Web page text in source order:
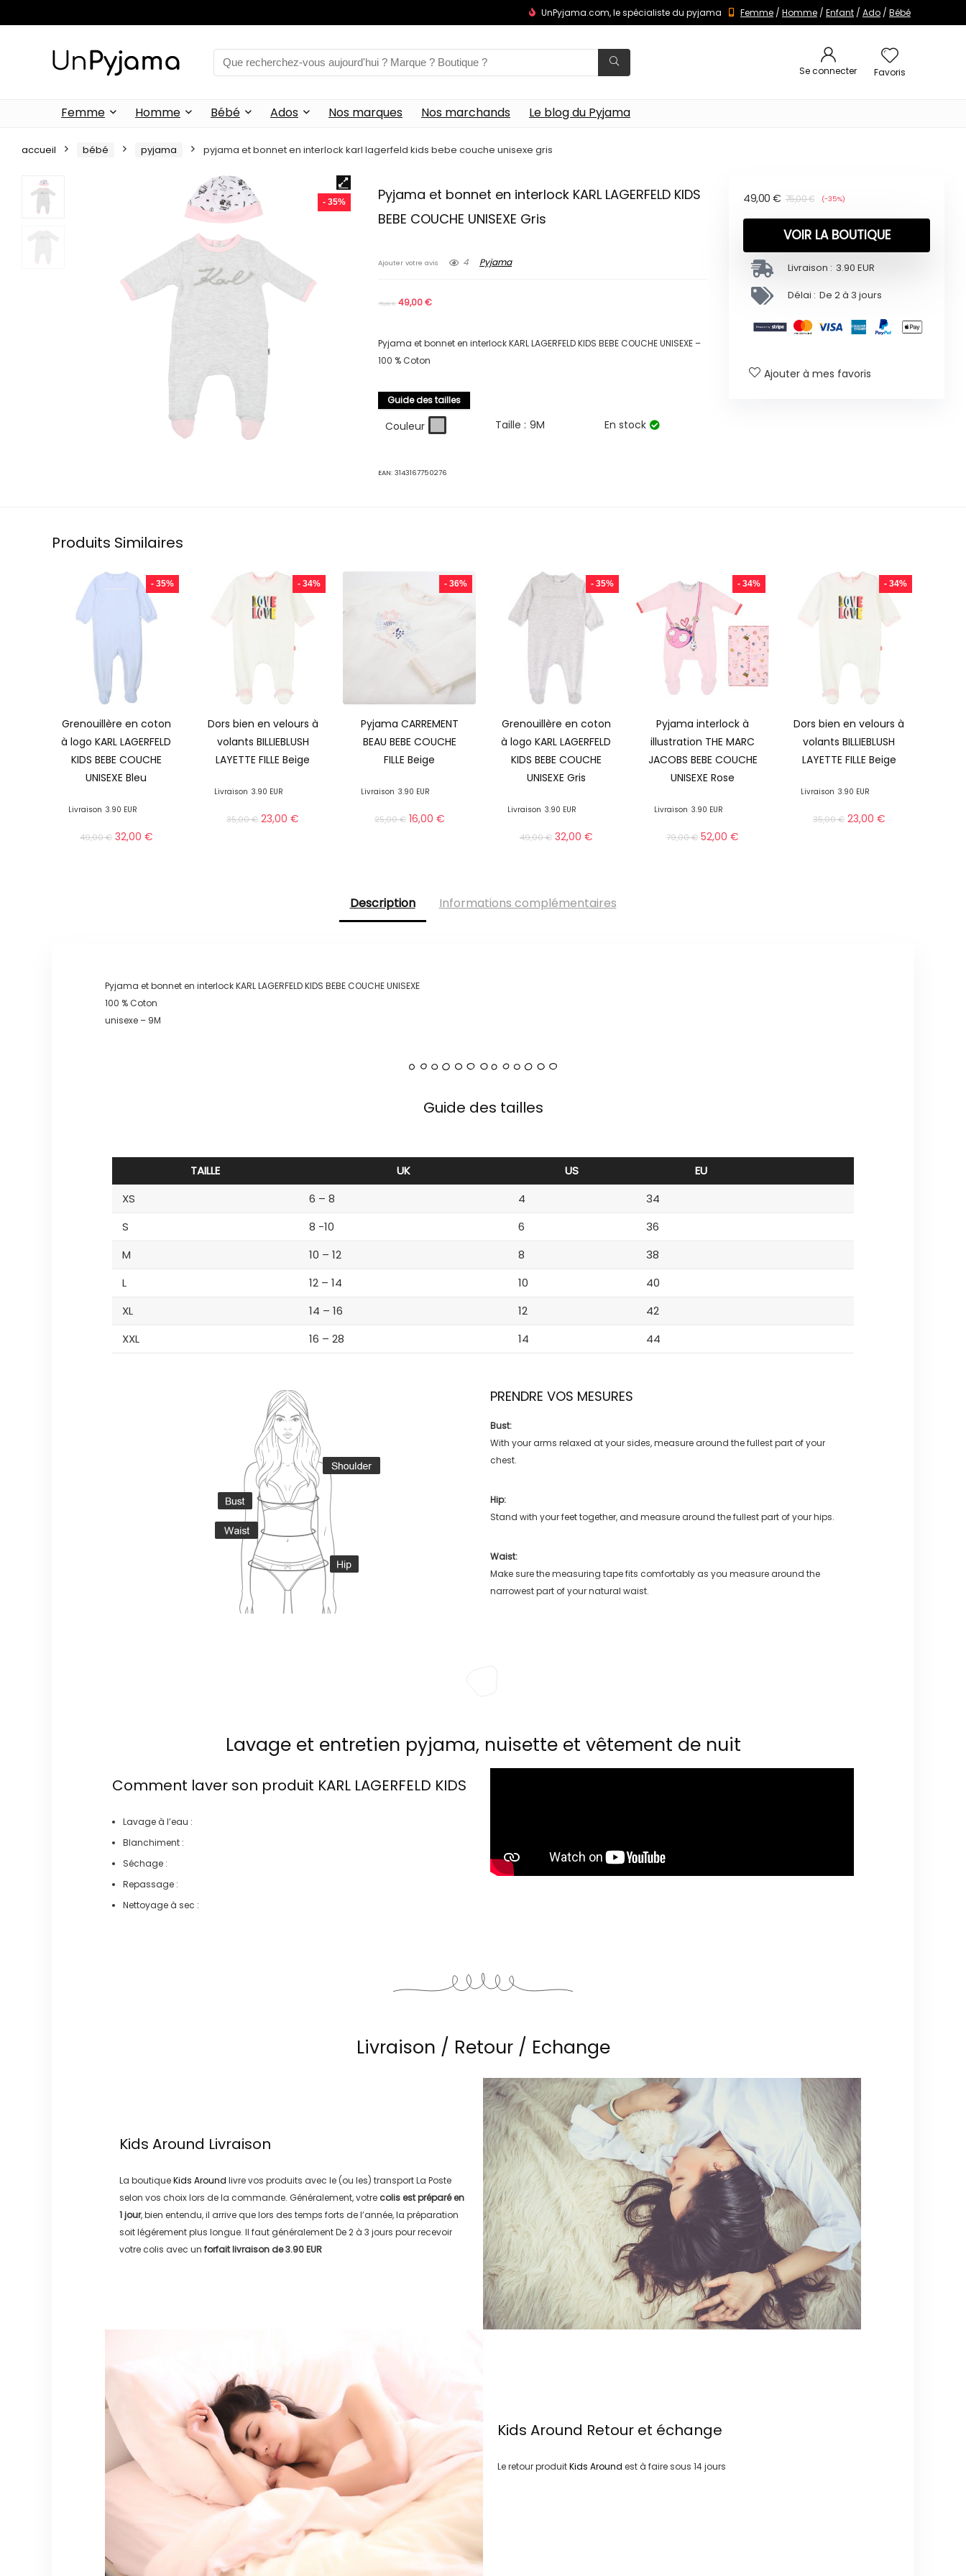
UnPyjama.com, le spécialiste du pyjama Femme / Homme / Enfant / Ado / Bébé
Se connecter Favoris
Femme Homme Bébé Ados Nos marques Nos marchands Le blog du Pyjama
accueil bébé pyjama pyjama et bonnet en interlock karl lagerfeld kids bebe couche unisexe gris
- 35%
Pyjama et bonnet en interlock KARL LAGERFELD KIDS
BEBE COUCHE UNISEXE Gris
Ajouter votre avis 4 Pyjama
75,00€ 49,00€
Pyjama et bonnet en interlock KARL LAGERFELD KIDS BEBE COUCHE UNISEXE –
100 % Coton
Guide des tailles
Couleur Taille : 9M En stock
EAN:3143167750276
75,00€
49,00 € (-35%)
VOIR LA BOUTIQUE
Livraison : 3.90 EUR
Délai : De 2 à 3 jours
Ajouter à mes favoris
Produits Similaires
- 35%
Grenouillère en coton
à logo KARL LAGERFELD
KIDS BEBE COUCHE
UNISEXE Bleu
Livraison 3.90 EUR
49,00€ 32,00 €
- 34%
Dors bien en velours à
volants BILLIEBLUSH
LAYETTE FILLE Beige
Livraison 3.90 EUR
35,00€ 23,00€
- 36%
Pyjama CARREMENT
BEAU BEBE COUCHE
FILLE Beige
Livraison 3.90 EUR
25,00€ 16,00 €
- 35%
Grenouillère en coton
à logo KARL LAGERFELD
KIDS BEBE COUCHE
UNISEXE Gris
Livraison 3.90 EUR
49,00€ 32,00 €
- 34%
Pyjama interlock à
illustration THE MARC
JACOBS BEBE COUCHE
UNISEXE Rose
Livraison 3.90 EUR
79,00€ 52,00€
- 34%
Dors bien en velours à
volants BILLIEBLUSH
LAYETTE FILLE Beige
Livraison 3.90 EUR
35,00€ 23,00 €
Description Informations complémentaires
Pyjama et bonnet en interlock KARL LAGERFELD KIDS BEBE COUCHE UNISEXE
100 % Coton
unisexe – 9M
Guide des tailles
TAILLE UK US
EU
XS
6 – 8 4
34
S
8 -10 6
36
M
10 – 12 8
38
L
12 – 14 10
40
XL
14 – 16 12
42
XXL
16 – 28 14 44
PRENDRE VOS MESURES
Bust:
With your arms relaxed at your sides, measure around the fullest part of your
chest.
Hip:
Stand with your feet together, and measure around the fullest part of your hips.
Waist:
Make sure the measuring tape fits comfortably as you measure around the
narrowest part of your natural waist.
Lavage et entretien pyjama, nuisette et vêtement de nuit
Comment laver son produit KARL LAGERFELD KIDS
Lavage à l’eau :
Blanchiment :
Séchage :
Repassage :
Nettoyage à sec :
Livraison / Retour / Echange
Kids Around Livraison
La boutiqueKids Around livre vos produits avec le (ou les) transportLa Poste
selon vos choix lors de la commande. Généralement, votre colis est préparé en
1 jour, bien entendu, il arrive que lors des temps forts de l’année, la préparation
soit légérement plus longue. Il faut généralementDe 2 à 3 jours pour recevoir
votre colis avec un forfait livraison de3.90 EUR
Kids Around Retour et échange
Le retour produitKids Around est à faire sous 14 jours